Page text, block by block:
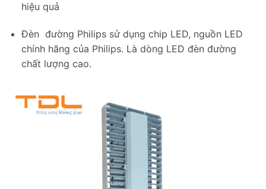
hiệu quả
Đèn đường Philips sử dụng chip LED, nguồn LED
chính hãng của Philips. Là dòng LED đèn đường
chất lượng cao.